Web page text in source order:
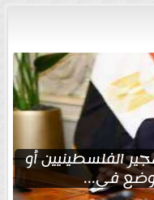
الفلسطينيين أو
في...